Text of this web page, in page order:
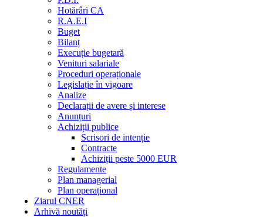
Hotărâri CA
R.A.E.I
Buget
Bilanț
Execuție bugetară
Venituri salariale
Proceduri operaționale
Legislație în vigoare
Analize
Declarații de avere și interese
Anunțuri
Achiziții publice
Scrisori de intenție
Contracte
Achiziții peste 5000 EUR
Regulamente
Plan managerial
Plan operațional
Ziarul CNER
Arhivă noutăți